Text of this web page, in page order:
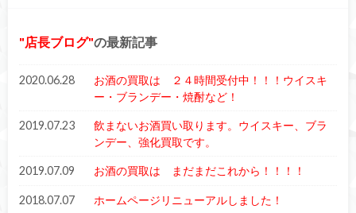
店長ブログ の最新記事
2020.06.28
お酒の買取は ２４時間受付中！！！ウイスキ
ー・ブランデー・焼酎など！
2019.07.23
飲まないお酒買い取ります。ウイスキー、ブラ
ンデー、強化買取です。
2019.07.09 お酒の買取は まだまだこれから！！！！
2018.07.07 ホームページリニューアルしました！